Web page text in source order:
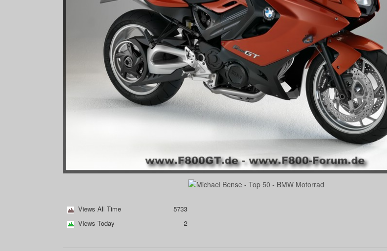
Views All Time
5733
Views Today
2